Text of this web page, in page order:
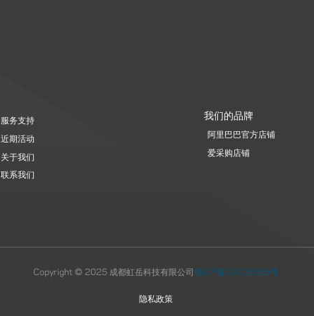
服务支持
近期活动
关于我们
联系我们
我们的品牌
阿里巴巴官方店铺
爱采购店铺
Copyright © 2025 成都虹岳科技有限公司蜀ICP备09008395号
隐私政策